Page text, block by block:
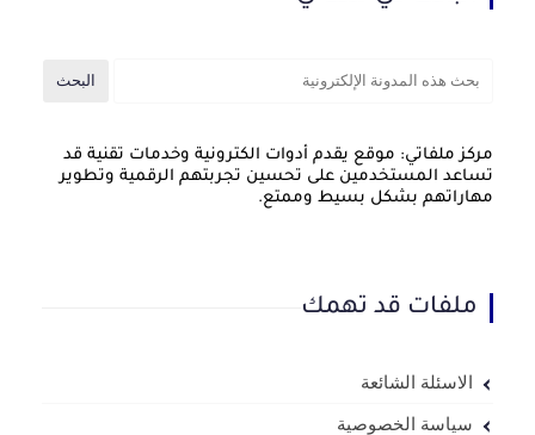
مركز ملفاتي: موقع يقدم أدوات الكترونية وخدمات تقنية قد
تساعد المستخدمين على تحسين تجربتهم الرقمية وتطوير
مهاراتهم بشكل بسيط وممتع.
ملفات قد تهمك
الاسئلة الشائعة
سياسة الخصوصية